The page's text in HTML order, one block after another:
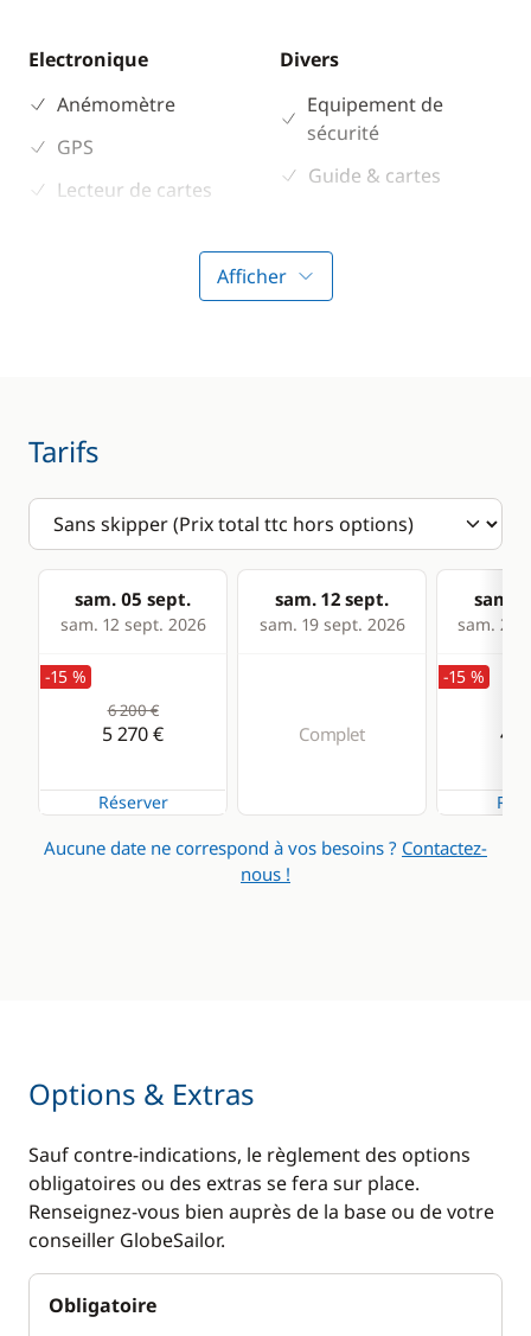
Electronique
Anémomètre
GPS
Lecteur de cartes
Pilote automatique
Divers
Equipement de
sécurité
Guide & cartes
Cuisine
Réfrigérateur
Dessalinisateur
Panneaux solaires
WC électrique
Afficher
Tarifs
sam. 05 sept.
sam. 12 sept. 2026
sam. 12 sept.
sam. 19 sept. 2026
sam.
sam. 26
-15 %
6 200 €
5 270 €
Réserver
Complet
-15 %
4
Aucune date ne correspond à vos besoins ? Contactez-
nous !
Options & Extras
Sauf contre-indications, le règlement des options
obligatoires ou des extras se fera sur place.
Renseignez-vous bien auprès de la base ou de votre
conseiller GlobeSailor.
Obligatoire